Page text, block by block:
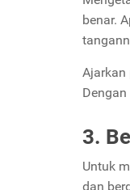
benar.
Ajarkan
3.
Untuk
dan